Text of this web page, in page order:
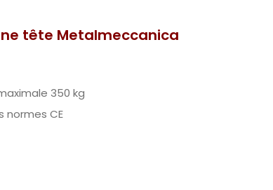
tête Metalmeccanica
350 kg
normes CE